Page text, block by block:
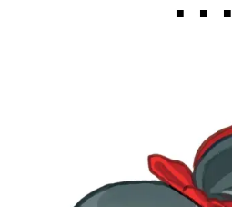
■ ■ ■